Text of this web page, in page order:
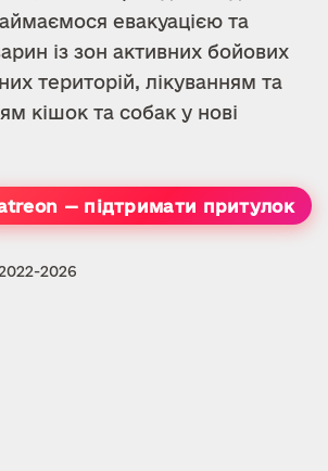
евакуацією та
із зон активних бойових
територій, лікуванням та
кішок та собак у нові
— підтримати притулок
2026